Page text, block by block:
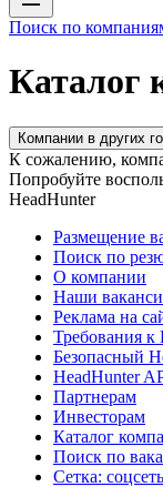
Поиск по
Каталог
Компании в других
К сожалению,
Попробуйте
HeadHunter
Размещение
Поиск по
О компании
Наши
Реклама на
Требования
Безопасный
HeadHunter
Партнерам
Инвесторам
Каталог
Поиск по
Сетка: